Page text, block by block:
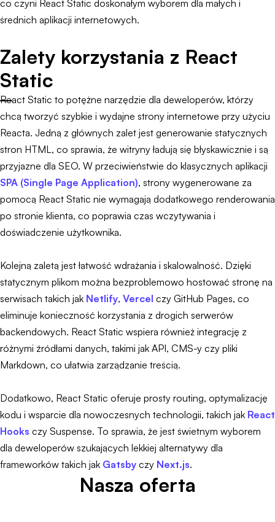
co czyni React Static doskonałym wyborem dla małych i
średnich aplikacji internetowych.
Zalety korzystania z React
Static
React Static to potężne narzędzie dla deweloperów, którzy
chcą tworzyć szybkie i wydajne strony internetowe przy użyciu
Reacta. Jedną z głównych zalet jest generowanie statycznych
stron HTML, co sprawia, że witryny ładują się błyskawicznie i są
przyjazne dla SEO. W przeciwieństwie do klasycznych aplikacji
SPA (Single Page Application), strony wygenerowane za
pomocą React Static nie wymagają dodatkowego renderowania
po stronie klienta, co poprawia czas wczytywania i
doświadczenie użytkownika.
Kolejną zaletą jest łatwość wdrażania i skalowalność. Dzięki
statycznym plikom można bezproblemowo hostować stronę na
serwisach takich jak Netlify, Vercel czy GitHub Pages, co
eliminuje konieczność korzystania z drogich serwerów
backendowych. React Static wspiera również integrację z
różnymi źródłami danych, takimi jak API, CMS-y czy pliki
Markdown, co ułatwia zarządzanie treścią.
Dodatkowo, React Static oferuje prosty routing, optymalizację
kodu i wsparcie dla nowoczesnych technologii, takich jak React
Hooks czy Suspense. To sprawia, że jest świetnym wyborem
dla deweloperów szukających lekkiej alternatywy dla
frameworków takich jak Gatsby czy Next.js.
Nasza oferta